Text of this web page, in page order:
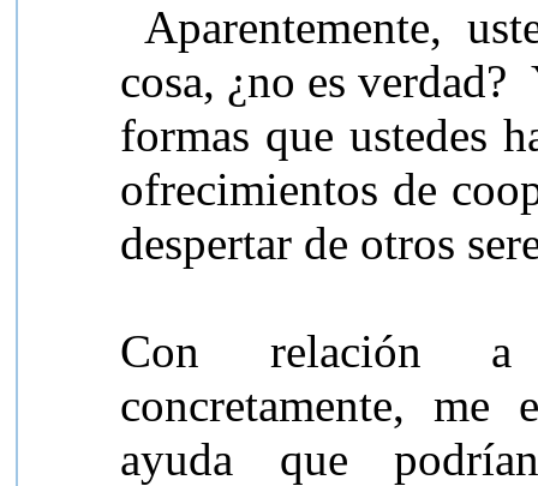
Aparentemente,
cosa, ¿no es verdad?
formas que ustedes
ofrecimientos de
despertar de otros
Con relación a
concretamente,
ayuda que